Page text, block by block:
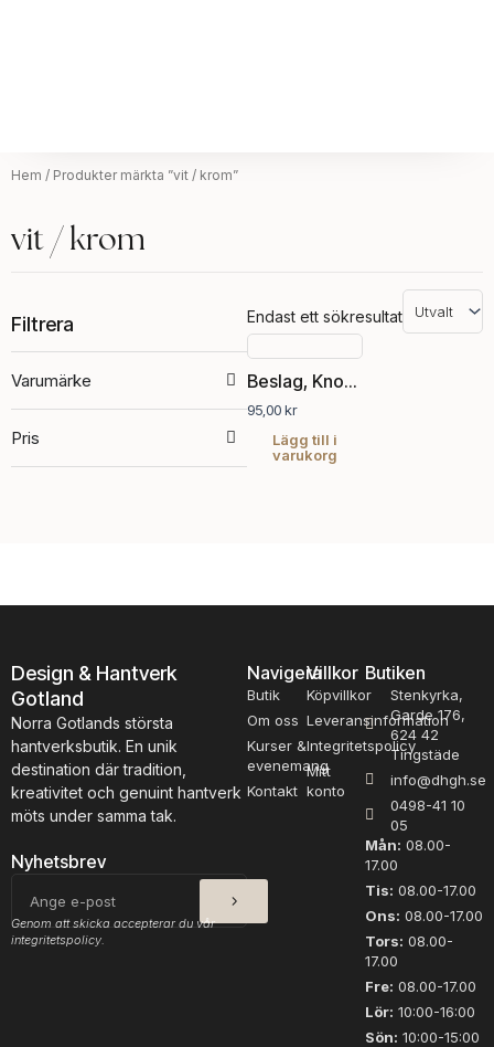
Hem / Produkter märkta ”vit / krom”
vit / krom
Filtrera
Varumärke
Pris
Endast ett sökresultat
Beslag, Knopp
95,00kr
Lägg till i
varukorg
Design & Hantverk
Gotland
Norra Gotlands största
hantverksbutik. En unik
destination där tradition,
kreativitet och genuint hantverk
möts under samma tak.
Nyhetsbrev
post
SKICKA
Genom att skicka accepterar du vår
integritetspolicy.
Navigera
Butik
Om oss
Kurser &
evenemang
Kontakt
Villkor
Köpvillkor
Leveransinformation
Integritetspolicy
Mitt
konto
Butiken
Stenkyrka,
Garde 176,
624 42
Tingstäde
info@dhgh.se
0498-41 10
05
Mån: 08.00-
17.00
Tis: 08.00-17.00
Ons: 08.00-17.00
Tors: 08.00-
17.00
Fre: 08.00-17.00
Lör: 10:00-16:00
Sön: 10:00-15:00